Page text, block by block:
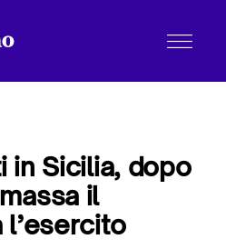
in Sicilia, dopo
il
l’esercito